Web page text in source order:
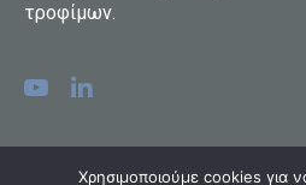
τροφίμων.
Χρησιμοποιούμε cookies για